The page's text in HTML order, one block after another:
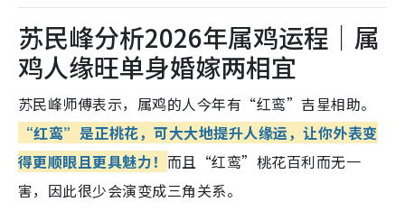
苏民峰分析2026年属鸡运程｜属
鸡人缘旺单身婚嫁两相宜
苏民峰师傅表示，属鸡的人今年有“红鸾”吉星相助。
“红鸾”是正桃花，可大大地提升人缘运，让你外表变
得更顺眼且更具魅力！ 而且“红鸾”桃花百利而无一
害，因此很少会演变成三角关系。